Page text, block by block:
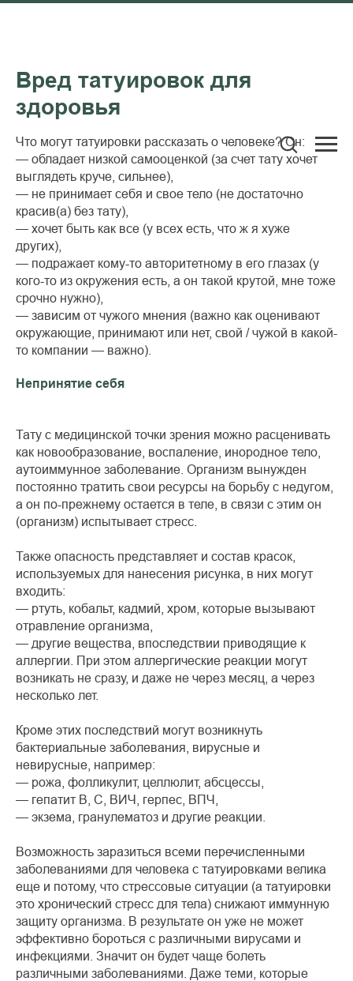
Вред татуировок для
здоровья
Что могут татуировки рассказать о человеке? Он:
— обладает низкой самооценкой (за счет тату хочет
выглядеть круче, сильнее),
— не принимает себя и свое тело (не достаточно
красив(а) без тату),
— хочет быть как все (у всех есть, что ж я хуже
других),
— подражает кому-то авторитетному в его глазах (у
кого-то из окружения есть, а он такой крутой, мне тоже
срочно нужно),
— зависим от чужого мнения (важно как оценивают
окружающие, принимают или нет, свой / чужой в какой-
то компании — важно).
Непринятие себя
Тату с медицинской точки зрения можно расценивать
как новообразование, воспаление, инородное тело,
аутоиммунное заболевание. Организм вынужден
постоянно тратить свои ресурсы на борьбу с недугом,
а он по-прежнему остается в теле, в связи с этим он
(организм) испытывает стресс.
Также опасность представляет и состав красок,
используемых для нанесения рисунка, в них могут
входить:
— ртуть, кобальт, кадмий, хром, которые вызывают
отравление организма,
— другие вещества, впоследствии приводящие к
аллергии. При этом аллергические реакции могут
возникать не сразу, и даже не через месяц, а через
несколько лет.
Кроме этих последствий могут возникнуть
бактериальные заболевания, вирусные и
невирусные, например:
— рожа, фолликулит, целлюлит, абсцессы,
— гепатит В, С, ВИЧ, герпес, ВПЧ,
— экзема, гранулематоз и другие реакции.
Возможность заразиться всеми перечисленными
заболеваниями для человека с татуировками велика
еще и потому, что стрессовые ситуации (а татуировки
это хронический стресс для тела) снижают иммунную
защиту организма. В результате он уже не может
эффективно бороться с различными вирусами и
инфекциями. Значит он будет чаще болеть
различными заболеваниями. Даже теми, которые